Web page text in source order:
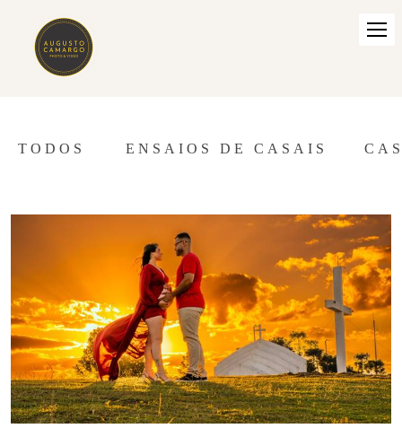
TODOS ENSAIOS DE CASAIS